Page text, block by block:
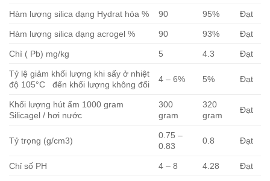
Hàm lượng silica dạng Hydrat hóa % 90 95% Đạt
Hàm lượng silica dạng acrogel % 90 93% Đạt
Chì ( Pb) mg/kg 5 4.3 Đạt
Tỷ lệ giảm khối lượng khi sấy ở nhiệt
độ 105°C đến khối lượng không đổi
4 – 6% 5% Đạt
Khổi lượng hút ẩm 1000 gram
Silicagel / hơi nước
300
gram
320
gram
Đạt
Tỷ trọng (g/cm3)
0.75 –
0.83
0.8 Đạt
Chỉ số PH 4 – 8 4.28 Đạt